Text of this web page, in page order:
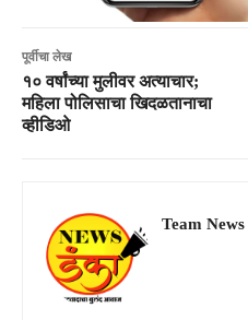
पूर्वीचा लेख
१० वर्षांच्या मुलीवर अत्याचार;
महिला पोलिसाचा खिदळतानाचा
व्हीडिओ
Team